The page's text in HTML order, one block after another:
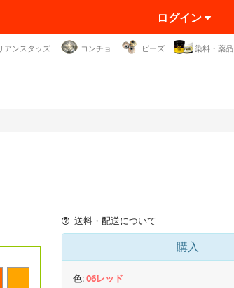
ログイン
アンスタッズ コンチョ ビーズ 染料・薬品
送料・配送について
購入
色:06レッド